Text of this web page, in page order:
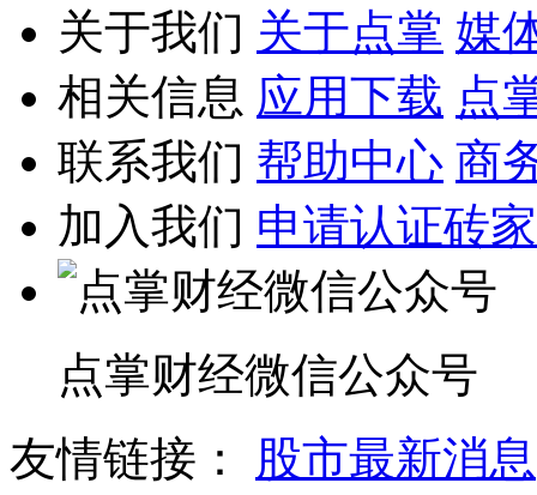
关于我们 关于点掌 媒
相关信息 应用下载 点
联系我们 帮助中心 商
加入我们 申请认证砖家
点掌财经微信公众号
友情链接：
股市最新消息